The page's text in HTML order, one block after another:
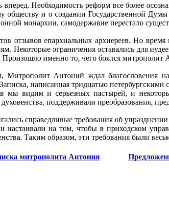
Необходимость реформ все более
обществу и о создании Государственной
монархии, самодержавие перестало
отзывов епархиальных архиереев. Но
Некоторые ограничения оставались для
именно то, чего боялся митрополит
Митрополит Антоний ждал
написанная тридцатью
мы видим и серьезных пастырей, и
поддерживали преобразования,
справедливые требования об
настаивали на том, чтобы в приходском
Таким образом, эти требования были
митрополита Антония